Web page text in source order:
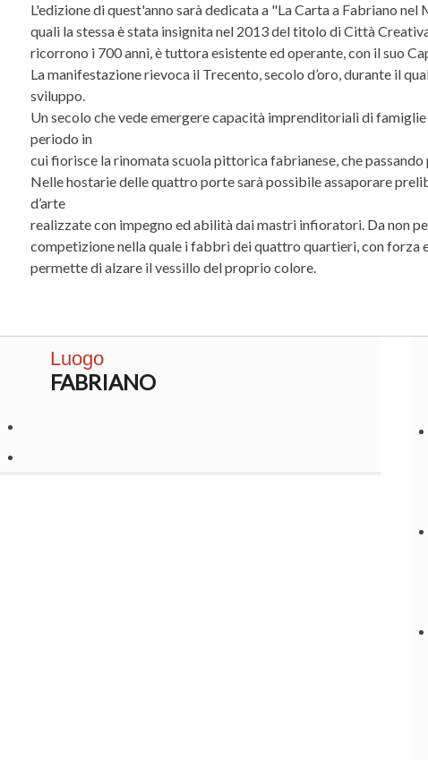
L'edizione di quest'anno sarà dedicata a "La Carta a Fabriano
quali la stessa è stata insignita nel 2013 del titolo di Città
ricorrono i 700 anni, è tuttora esistente ed operante, con il suo
La manifestazione rievoca il Trecento, secolo d’oro, durante il
sviluppo.
Un secolo che vede emergere capacità imprenditoriali di
periodo in
cui fiorisce la rinomata scuola pittorica fabrianese, che
Nelle hostarie delle quattro porte sarà possibile assaporare
d’arte
realizzate con impegno ed abilità dai mastri infioratori. Da non
competizione nella quale i fabbri dei quattro quartieri, con forza
permette di alzare il vessillo del proprio colore.
Luogo
FABRIANO